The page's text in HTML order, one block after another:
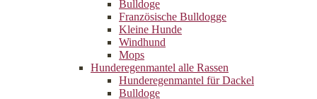
Bulldoge
Französische Bulldogge
Kleine Hunde
Windhund
Mops
Hunderegenman­tel alle Rassen
Hunderegenmantel für Dackel
Bulldoge